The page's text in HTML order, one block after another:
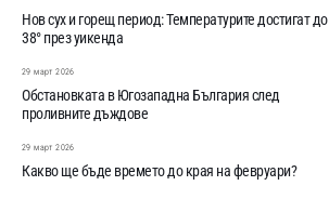
Нов сух и горещ период: Температурите достигат до
38° през уикенда
29 март 2026
Обстановката в Югозападна България след
проливните дъждове
29 март 2026
Какво ще бъде времето до края на февруари?